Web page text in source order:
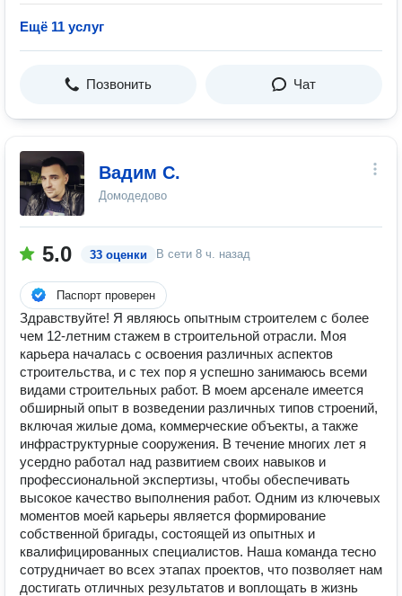
Ещё 11 услуг
Позвонить Чат
Вадим С.
Домодедово
5.0 33 оценки В сети 8 ч. назад
Паспорт проверен
Здравствуйте! Я являюсь опытным строителем с более
чем 12-летним стажем в строительной отрасли. Моя
карьера началась с освоения различных аспектов
строительства, и с тех пор я успешно занимаюсь всеми
видами строительных работ. В моем арсенале имеется
обширный опыт в возведении различных типов строений,
включая жилые дома, коммерческие объекты, а также
инфраструктурные сооружения. В течение многих лет я
усердно работал над развитием своих навыков и
профессиональной экспертизы, чтобы обеспечивать
высокое качество выполнения работ. Одним из ключевых
моментов моей карьеры является формирование
собственной бригады, состоящей из опытных и
квалифицированных специалистов. Наша команда тесно
сотрудничает во всех этапах проектов, что позволяет нам
достигать отличных результатов и воплощать в жизнь